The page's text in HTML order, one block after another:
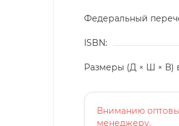
Федеральный
ISBN:
Размеры (Д × Ш × В)
Вниманию
менеджеру.